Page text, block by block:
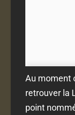
Au moment
retrouver la
point